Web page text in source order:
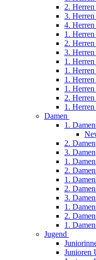
2.
3. Herren
4. Herren
1.
2.
3. Herren
1.
1.
1.
1.
2.
1.
Damen
1. Damen
2. Damen
3. Damen
1.
2.
1.
2.
3.
1.
2.
1.
Jugend
Junioren